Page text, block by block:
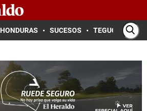
HONDURAS SUCESOS TEGUCIGALPA